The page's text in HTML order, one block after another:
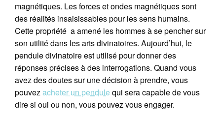
magnétiques. Les forces et ondes magnétiques sont
des réalités insaisissables pour les sens humains.
Cette propriété a amené les hommes à se pencher sur
son utilité dans les arts divinatoires. Aujourd’hui, le
pendule divinatoire est utilisé pour donner des
réponses précises à des interrogations. Quand vous
avez des doutes sur une décision à prendre, vous
pouvezacheter un pendule qui sera capable de vous
dire si oui ou non, vous pouvez vous engager.